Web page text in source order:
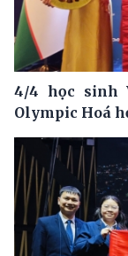
4/4 học sinh
Olympic Hoá